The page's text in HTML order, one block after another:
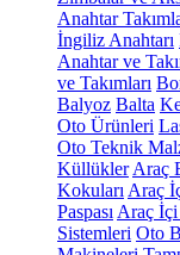
Anahtar
İngiliz Anahtarı
Anahtar ve
ve Takımları
Balyoz Balta
Oto Ürünleri
Oto Teknik
Küllükler Araç
Kokuları Araç
Paspası Araç İçi
Sistemleri Oto